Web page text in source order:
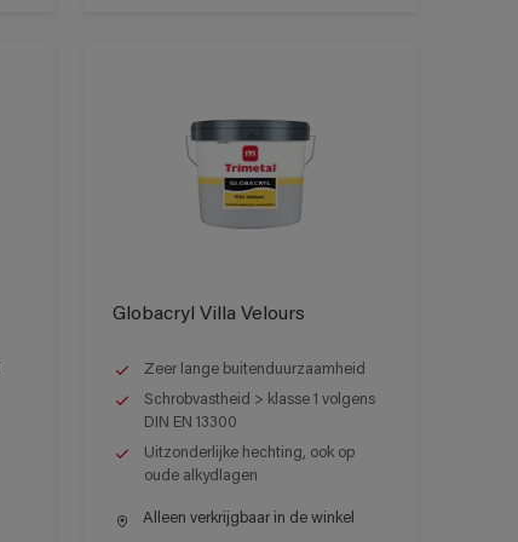
Globacryl Villa Velours
Zeer lange buitenduurzaamheid
Schrobvastheid > klasse 1 volgens
DIN EN 13300
Uitzonderlijke hechting, ook op
oude alkydlagen
Alleen verkrijgbaar in de winkel